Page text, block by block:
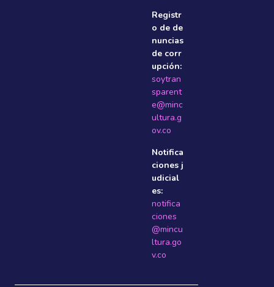
Registr
o de de
nuncias
de corr
upción:
soytran
sparent
e@minc
ultura.g
ov.co
Notifica
ciones j
udicial
es:
notifica
ciones
@mincu
ltura.go
v.co